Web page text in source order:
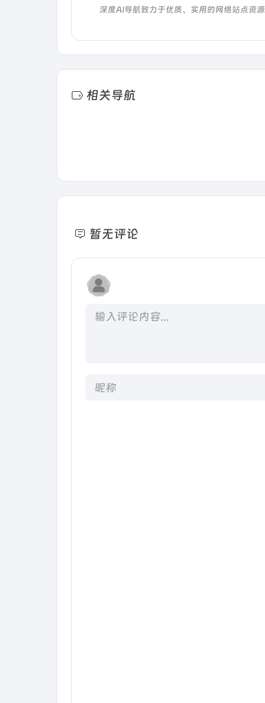
深度AI导航致力于优质、实用的网络站点资源
相关导航
暂无评论